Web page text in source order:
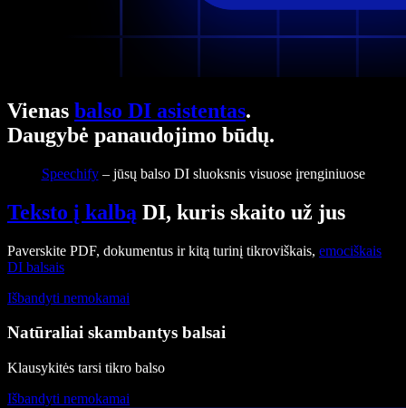
Vienas balso DI asistentas.
Daugybė panaudojimo būdų.
Speechify– jūsų balso DI sluoksnis visuose įrenginiuose
Teksto į kalbą DI, kuris skaito už jus
Paverskite PDF, dokumentus ir kitą turinį tikroviškais, emociškais
DI balsais
Išbandyti nemokamai
Natūraliai skambantys balsai
Klausykitės tarsi tikro balso
Išbandyti nemokamai